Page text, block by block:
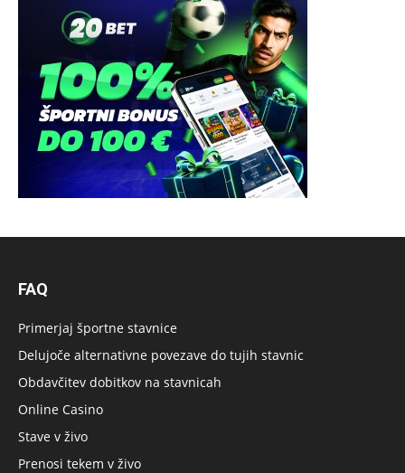
FAQ
Primerjaj športne stavnice
Delujoče alternativne povezave do tujih stavnic
Obdavčitev dobitkov na stavnicah
Online Casino
Stave v živo
Prenosi tekem v živo